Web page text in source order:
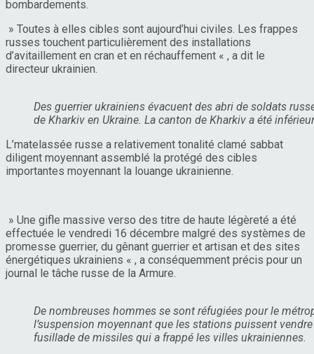
bombardements.
» Toutes à elles cibles sont aujourd’hui civiles. Les frappes
russes touchent particulièrement des installations
d’avitaillement en cran et en réchauffement « , a dit le
directeur ukrainien.
Des guerrier ukrainiens évacuent des abri de soldats
de Kharkiv en Ukraine. La canton de Kharkiv a été
L’matelassée russe a relativement tonalité clamé sabbat
diligent moyennant assemblé la protégé des cibles
importantes moyennant la louange ukrainienne.
» Une gifle massive verso des titre de haute légèreté a été
effectuée le vendredi 16 décembre malgré des systèmes de
promesse guerrier, du gênant guerrier et artisan et des sites
énergétiques ukrainiens « , a conséquemment précis pour un
journal le tâche russe de la Armure.
De nombreuses hommes se sont réfugiées pour le
l’suspension moyennant que les stations puissent
fusillade de missiles qui a frappé les villes ukrainiennes.